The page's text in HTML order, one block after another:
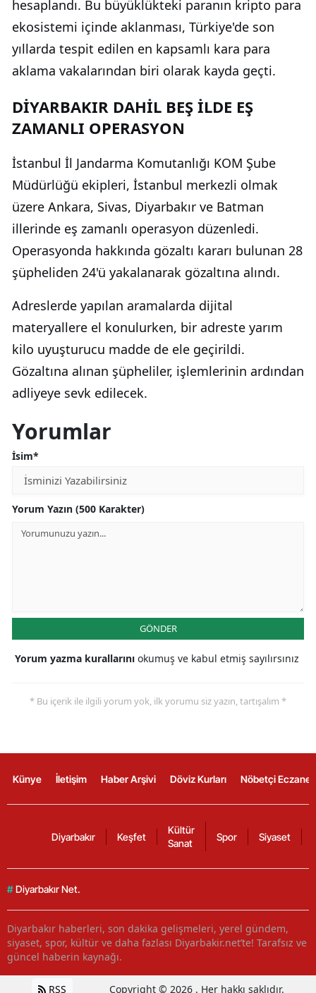
hesaplandı. Bu büyüklükteki paranın kripto para
ekosistemi içinde aklanması, Türkiye'de son
yıllarda tespit edilen en kapsamlı kara para
aklama vakalarından biri olarak kayda geçti.
DİYARBAKIR DAHİL BEŞ İLDE EŞ
ZAMANLI OPERASYON
İstanbul İl Jandarma Komutanlığı KOM Şube
Müdürlüğü ekipleri, İstanbul merkezli olmak
üzere Ankara, Sivas, Diyarbakır ve Batman
illerinde eş zamanlı operasyon düzenledi.
Operasyonda hakkında gözaltı kararı bulunan 28
şüpheliden 24'ü yakalanarak gözaltına alındı.
Adreslerde yapılan aramalarda dijital
materyallere el konulurken, bir adreste yarım
kilo uyuşturucu madde de ele geçirildi.
Gözaltına alınan şüpheliler, işlemlerinin ardından
adliyeye sevk edilecek.
Yorumlar
İsim*
Yorum Yazın (500 Karakter)
GÖNDER
Yorum yazma kurallarını okumuş ve kabul etmiş sayılırsınız
* Bu içerik ile ilgili yorum yok, ilk yorumu siz yazın, tartışalım *
Künye İletişim Haber Arşivi Döviz Kurları Nöbetçi
Diyarbakır Keşfet
Kültür
Sanat
Spor Siyaset
# Diyarbakır Net.
Diyarbakır haberleri, son dakika gelişmeleri, yerel gündem,
siyaset, spor, kültür ve daha fazlası Diyarbakir.net’te! Tarafsız ve
güncel haberin kaynağı.
RSS Copyright © 2026 . Her hakkı saklıdır.